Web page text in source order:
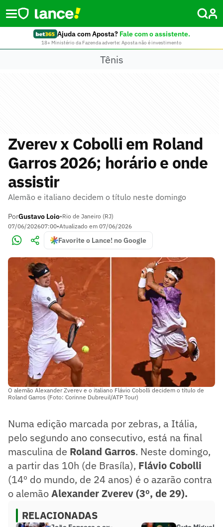
Ajuda com Aposta? Fale com o assistente.
18+ Ministério da Fazenda adverte: Aposta não é investimento
Tênis
Zverev x Cobolli em Roland
Garros 2026; horário e onde
assistir
Alemão e italiano decidem o título neste domingo
PorGustavo Loio•Rio de Janeiro (RJ)
07/06/202607:00•Atualizado em 07/06/2026
Favorite o Lance! no Google
O alemão Alexander Zverev e o italiano Flávio Cobolli decidem o título de
Roland Garros (Foto: Corinne Dubreuil/ATP Tour)
Numa edição marcada por zebras, a Itália,
pelo segundo ano consecutivo, está na final
masculina de Roland Garros. Neste domingo,
a partir das 10h (de Brasíla), Flávio Cobolli
(14º do mundo, de 24 anos) é o azarão contra
o alemãoAlexander Zverev (3º, de 29).
RELACIONADAS